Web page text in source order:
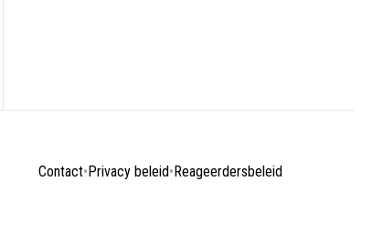
Contact• Privacy beleid• Reageerdersbeleid